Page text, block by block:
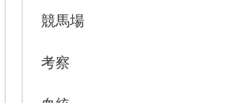
競馬場
考察